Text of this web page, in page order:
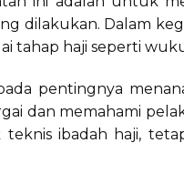
dilakukan. Dalam
tahap haji seperti
pentingnya
dan memahami
teknis ibadah haji,